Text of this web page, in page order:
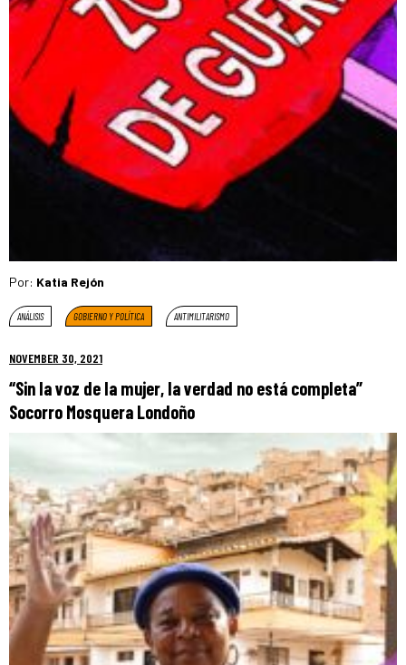
Por: Katia Rejón
ANÁLISIS GOBIERNO Y POLÍTICA ANTIMILITARISMO
NOVEMBER 30, 2021
“Sin la voz de la mujer, la verdad no está completa”
Socorro Mosquera Londoño